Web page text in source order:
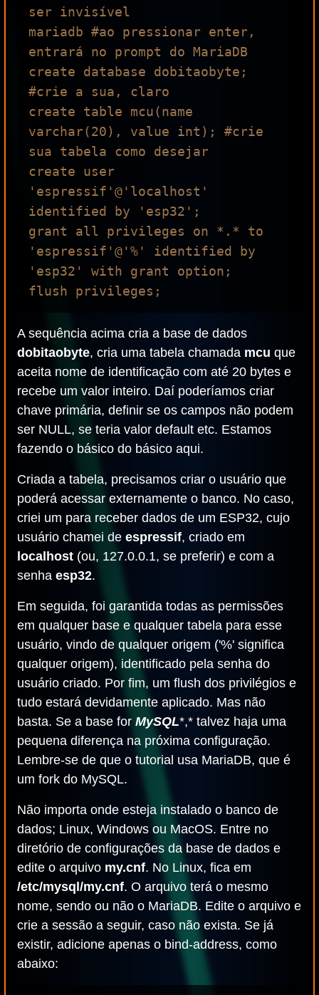
ser invisível
mariadb #ao pressionar enter,
entrará no prompt do MariaDB
create database dobitaobyte;
#crie a sua, claro
create table mcu(name
varchar(20), value int); #crie
sua tabela como desejar
create user
'espressif'@'localhost'
identified by 'esp32';
grant all privileges on *.* to
'espressif'@'%' identified by
'esp32' with grant option;
A sequência acima cria a base de dados
dobitaobyte, cria uma tabela chamada mcu que
aceita nome de identificação com até 20 bytes e
recebe um valor inteiro. Daí poderíamos criar
chave primária, definir se os campos não podem
ser NULL, se teria valor default etc. Estamos
fazendo o básico do básico aqui.
Criada a tabela, precisamos criar o usuário que
poderá acessar externamente o banco. No caso,
criei um para receber dados de um ESP32, cujo
usuário chamei de espressif, criado em
localhost (ou, 127.0.0.1, se preferir) e com a
senha esp32.
Em seguida, foi garantida todas as permissões
em qualquer base e qualquer tabela para esse
usuário, vindo de qualquer origem ('%' significa
qualquer origem), identificado pela senha do
usuário criado. Por fim, um flush dos privilégios e
tudo estará devidamente aplicado. Mas não
basta. Se a base for MySQL*,* talvez haja uma
pequena diferença na próxima configuração.
Lembre-se de que o tutorial usa MariaDB, que é
um fork do MySQL.
Não importa onde esteja instalado o banco de
dados; Linux, Windows ou MacOS. Entre no
diretório de configurações da base de dados e
edite o arquivo my.cnf. No Linux, fica em
/etc/mysql/my.cnf. O arquivo terá o mesmo
nome, sendo ou não o MariaDB. Edite o arquivo e
crie a sessão a seguir, caso não exista. Se já
existir, adicione apenas o bind-address, como
abaixo: